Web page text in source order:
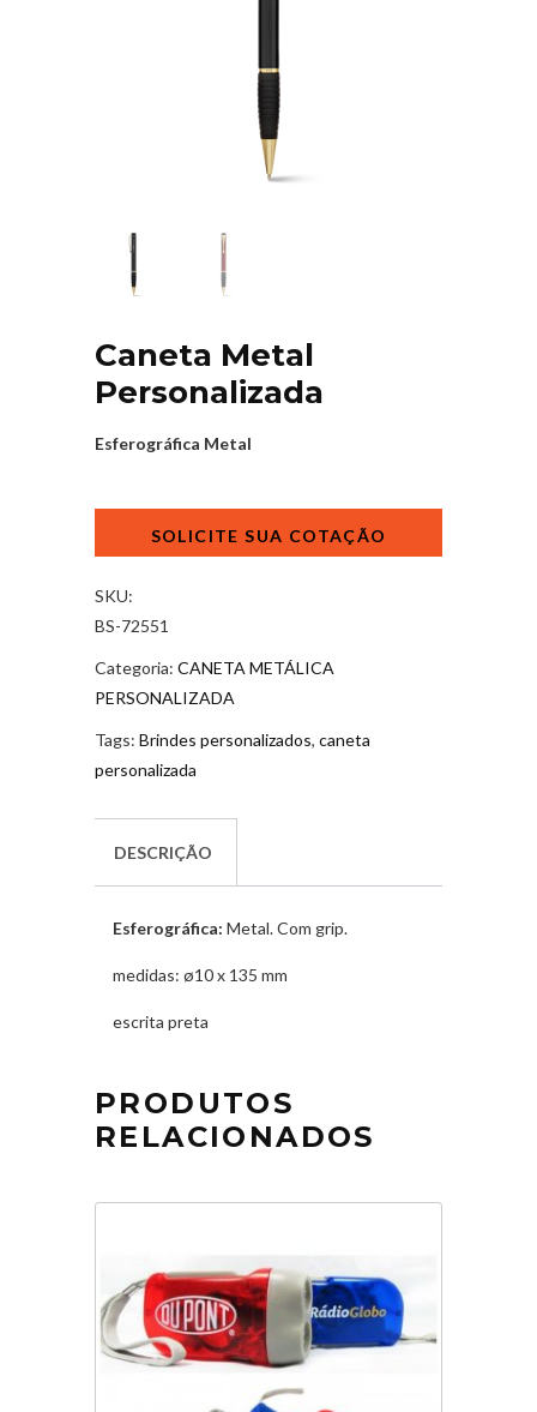
Caneta Metal
Personalizada
Esferográfica Metal
Personalizada
SKU:
BS-72551
Categoria: CANETA METÁLICA
PERSONALIZADA
Tags: Brindes personalizados, caneta
personalizada
DESCRIÇÃO
Esferográfica: Metal. Com grip.
medidas: ø10 x 135 mm
escrita preta
PRODUTOS
RELACIONADOS